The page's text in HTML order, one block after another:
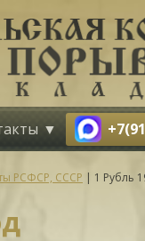
РСФСР, СССР | 1 Рубль